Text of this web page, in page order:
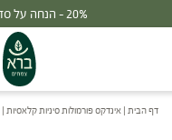
20% - הנחה על סדרת הפטריות ברכישת 2 מוצרים
דף הבית | אינדקס פורמולות סיניות קלאסיות |